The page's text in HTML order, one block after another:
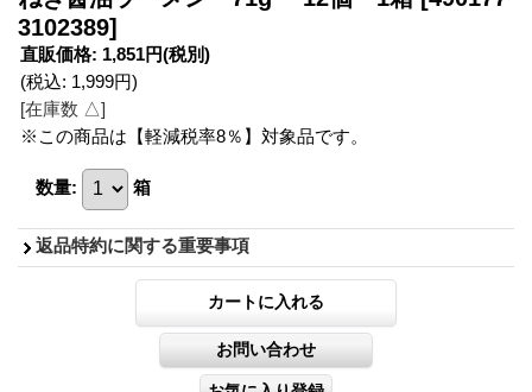
3102389]
直販価格: 1,851円(税別)
(税込: 1,999円)
[在庫数 △]
※この商品は【軽減税率8％】対象品です。
数量: 箱
返品特約に関する重要事項